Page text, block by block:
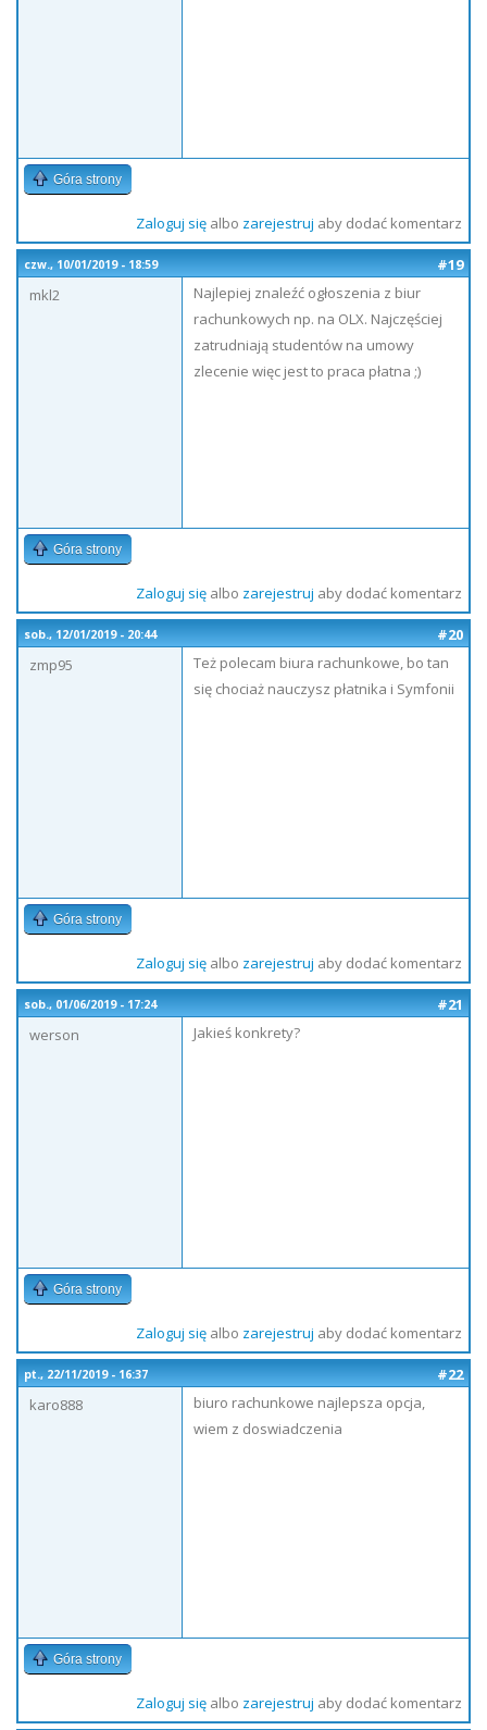
Góra strony
Zaloguj sięalbo zarejestruj aby dodać komentarz
czw., 10/01/2019 - 18:59
#19
mkl2
Najlepiej znaleźć ogłoszenia z biur
rachunkowych np. na OLX. Najczęściej
zatrudniają studentów na umowy
zlecenie więc jest to praca płatna ;)
Góra strony
Zaloguj sięalbo zarejestruj aby dodać komentarz
sob., 12/01/2019 - 20:44
#20
zmp95
Też polecam biura rachunkowe, bo tan
się chociaż nauczysz płatnika i Symfonii
Góra strony
Zaloguj sięalbo zarejestruj aby dodać komentarz
sob., 01/06/2019 - 17:24
#21
werson
Jakieś konkrety?
Góra strony
Zaloguj sięalbo zarejestruj aby dodać komentarz
pt., 22/11/2019 - 16:37
#22
karo888
biuro rachunkowe najlepsza opcja,
wiem z doswiadczenia
Góra strony
Zaloguj sięalbo zarejestruj aby dodać komentarz